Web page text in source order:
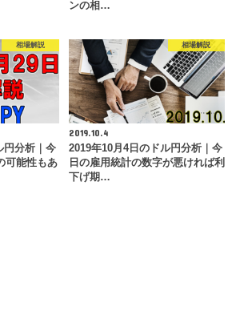
ンの相…
相場解説
円分析｜今
可能性もあ
相場解説
2019.10.4
2019年10月4日のドル円分析｜今
日の雇用統計の数字が悪ければ利
下げ期…